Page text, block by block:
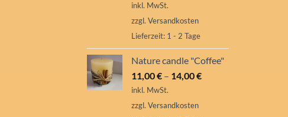
inkl. MwSt.
zzgl. Versandkosten
Lieferzeit: 1 - 2 Tage
Nature candle "Coffee"
11,00€ – 14,00€
inkl. MwSt.
zzgl. Versandkosten